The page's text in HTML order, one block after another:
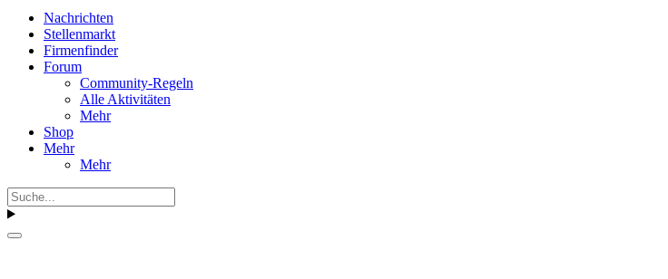
Nachrichten
Stellenmarkt
Firmenfinder
Forum
Community-Regeln
Alle Aktivitäten
Mehr
Shop
Mehr
Mehr